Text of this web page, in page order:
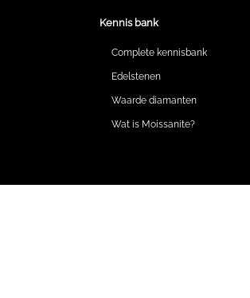
Kennis bank
Complete kennisbank
Edelstenen
Waarde diamanten
Wat is Moissanite?